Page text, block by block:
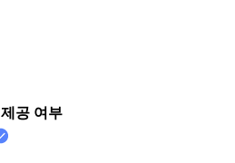
제공 여부